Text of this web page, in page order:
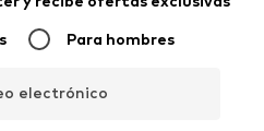
Para hombres
electrónico